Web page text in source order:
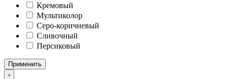
Кремовый
Мультиколор
Серо-коричневый
Сливочный
Персиковый
Применить
‹